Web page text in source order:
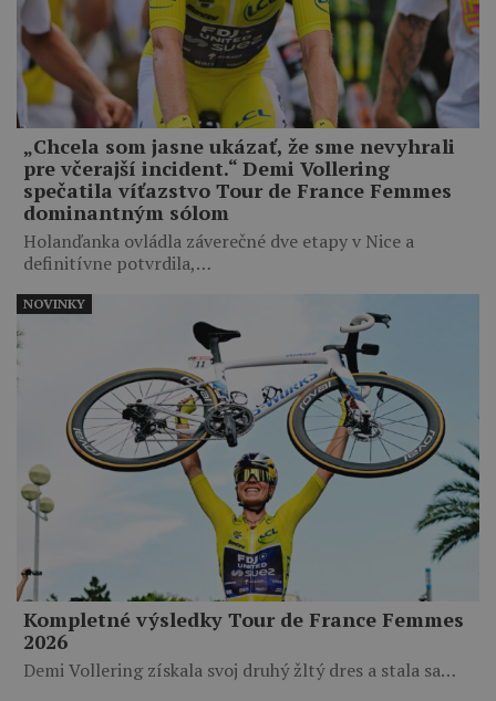
„Chcela som jasne ukázať, že sme nevyhrali
pre včerajší incident.“ Demi Vollering
spečatila víťazstvo Tour de France Femmes
dominantným sólom
Holanďanka ovládla záverečné dve etapy v Nice a
definitívne potvrdila,…
Kompletné výsledky Tour de France Femmes
2026
Demi Vollering získala svoj druhý žltý dres a stala sa…
NOVINKY